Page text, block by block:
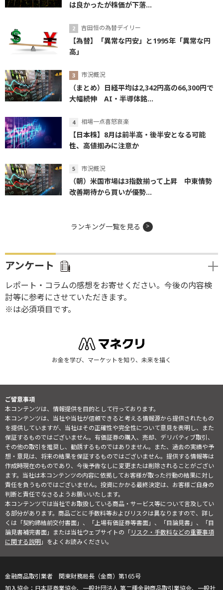
は良かったが株価が下落...
吉田恒の為替デイリー
【為替】「異常な円安」と1995年「異常な円
高」
市況概況
（まとめ）日経平均は2,342円高の66,300円で
大幅続伸 AI・半導体銘...
相場一点喜怒哀楽
【日本株】8月は前半高・後半安となる可能
性、高値掴みに注意か
市況概況
（朝）米国市場は3指数揃って上昇 中東情勢
改善期待から買いが優勢...
ランキング一覧を見る
アンケート
レポート・コラムの感想をお寄せください。今後の内容検
討等に参考にさせていただきます。
※は必須項目です。
お金を学び、マーケットを知り、未来を描く
ご留意事項
本コンテンツは、情報提供を目的として行っております。
本コンテンツは、当社や当社が信頼できると考える情報源から提供されたもの
を提供していますが、当社はその正確性や完全性について意見を表明し、また
保証するものではございません。有価証券の購入、売却、デリバティブ取引、
その他の取引を推奨し、勧誘するものではありません。また、過去の実績や予
想・意見は、将来の結果を保証するものではございません。提供する情報等は
作成時現在のものであり、今後予告なしに変更または削除されることがござい
ます。当社は本コンテンツの内容に依拠してお客様が取った行動の結果に対し
責任を負うものではございません。投資にかかる最終決定は、お客様ご自身の
判断と責任でなさるようお願いいたします。
本コンテンツでは当社でお取扱している商品・サービス等について言及してい
る部分があります。商品ごとに手数料等およびリスクは異なりますので、詳し
くは「契約締結前交付書面」、「上場有価証券等書面」、「目論見書」、「目
論見書補完書面」または当社ウェブサイトの「リスク・手数料などの重要事項
に関する説明」をよくお読みください。
金融商品取引業者 関東財務局長（金商）第165号